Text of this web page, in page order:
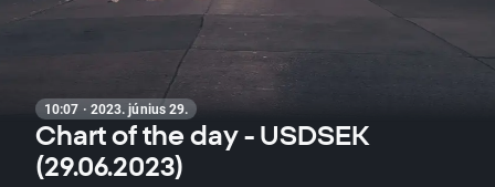
10:07 · 2023. június 29.
Chart of the day - USDSEK
(29.06.2023)